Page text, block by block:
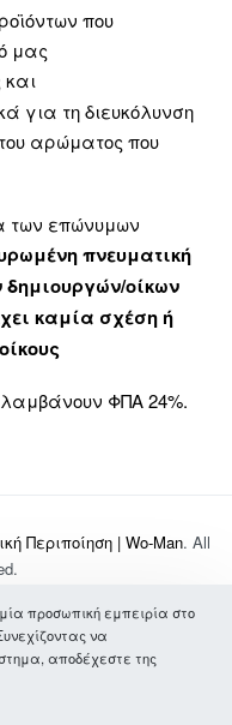
που
μας
και
για τη διευκόλυνση
αρώματος που
των επώνυμων
πνευματική
δημιουργών/οίκων
καμία σχέση ή
ΦΠΑ 24%.
Περιποίηση | Wo-Man. All
προσωπική εμπειρία στο
να
αποδέχεστε της